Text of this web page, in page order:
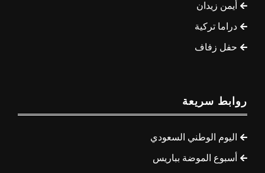
أيمن زيدان
دراما تركية
حفل زفاف
روابط سريعة
اليوم الوطني السعودي
أسبوع الموضة بباريس